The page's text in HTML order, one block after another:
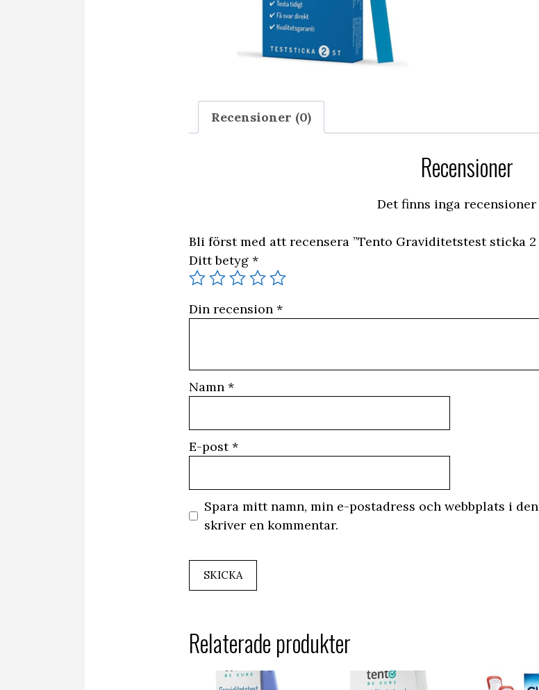
Recensioner (0)
Recensioner
Det finns inga recensioner
Bli först med att recensera ”Tento Graviditetstest sticka 2
Ditt betyg *
Din recension *
Namn *
E-post*
Spara mitt namn, min e-postadress och webbplats i
skriver en kommentar.
Relaterade produkter